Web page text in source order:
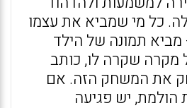
כל מי שמביא את עצמו
תמונה של הילד
מקרה שקרה לו, כותב
את המשחק הזה. אם
הולמת, יש פגיעה